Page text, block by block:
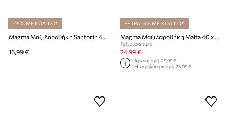
-15% ΜΕ ΚΩΔΙΚΟ*
Magma Μαξιλαροθήκη Santorin 40 x 40 cm
16,99 €
ΕΞΤΡΑ -5% ΜΕ ΚΩΔΙΚΟ*
Magma Μαξιλαροθήκη Malta 40 x 60 cm.
Τρέχουσα τιμή:
24,99 €
Αρχική τιμή:29,99 €
Η χαμηλότερη τιμή:25,99 €